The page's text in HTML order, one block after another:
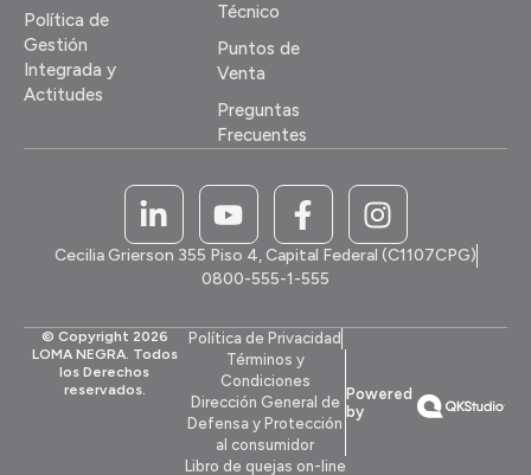
Política de
Gestión
Integrada y
Actitudes
Técnico
Puntos de
Venta
Preguntas
Frecuentes
Cecilia Grierson 355 Piso 4, Capital Federal (C1107CPG)
0800-555-1-555
© Copyright 2026
LOMA NEGRA. Todos
los Derechos
reservados.
Política de Privacidad
Términos y
Condiciones
Dirección General de
Defensa y Protección
al consumidor
Libro de quejas on-line
Powered
by